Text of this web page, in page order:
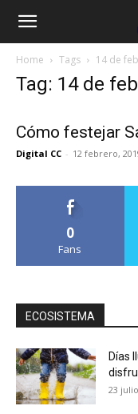
Home Tags 14 de
Tag: 14 de
Cómo festejar
Digital CC - 12 febrero,
0
Fans
ECOSISTEMA
Días
23